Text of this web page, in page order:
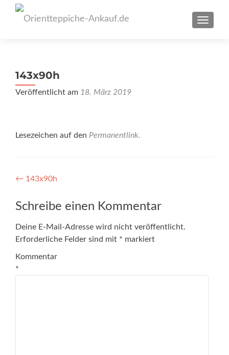
143x90h
Veröffentlicht am 18. März 2019
Lesezeichen auf den Permanentlink.
Artikel-
Navigation
← 143x90h
Schreibe einen Kommentar
Deine E-Mail-Adresse wird nicht veröffentlicht.
Erforderliche Felder sind mit * markiert
Kommentar
*